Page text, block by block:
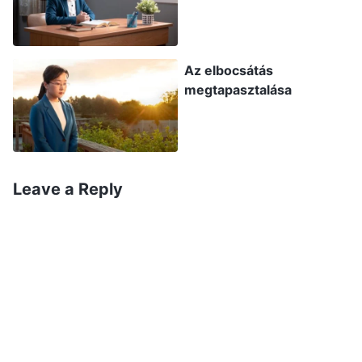
korábbi grafikai tervezői kötelességemet
végezhessem. Úgy éreztem, hogy az újonnan
érkezettek öntözése nem az erősségem, és ha
folytatom ezt a kötelességet, csak bolondot
csinálok magamból. Ha visszatérhetnék az
eredeti kötelességemhez, továbbra is
élvezhetném a testvérek csodálatát és
Az elbocsátás
megtapasztalása
Leave a Reply